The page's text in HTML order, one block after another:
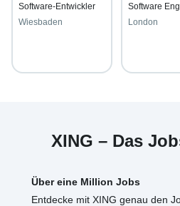
Software-Entwickler
Wiesbaden
Software
London
XING – Das
Über eine Million Jobs
Entdecke mit XING genau den